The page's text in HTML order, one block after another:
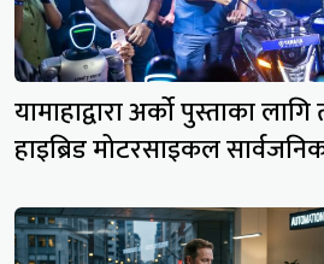
यामाहाद्वारा अर्को पुस्ताका
हाइब्रिड मोटरसाइकल